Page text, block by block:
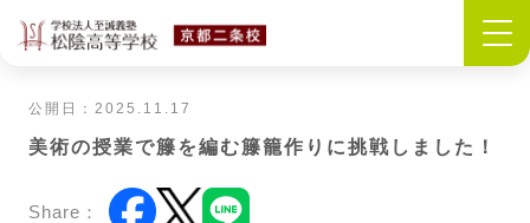
公開日：2025.11.17
美術の授業で籐を編む籐籠作りに挑戦しました！
Share：